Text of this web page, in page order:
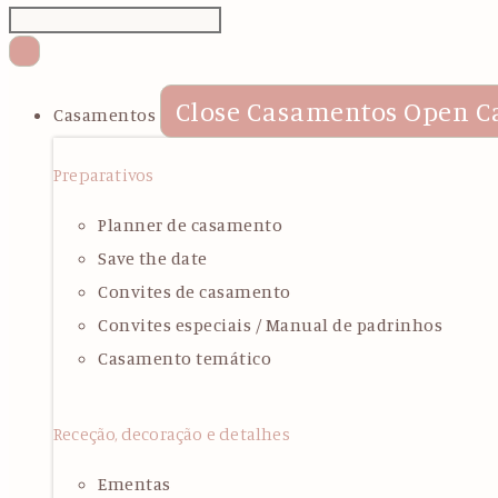
Casamentos Close Casamentos Open
Preparativos
Planner de casamento
Save the date
Convites de casamento
Convites especiais / Manual de padrinhos
Casamento temático
Receção, decoração e detalhes
Ementas